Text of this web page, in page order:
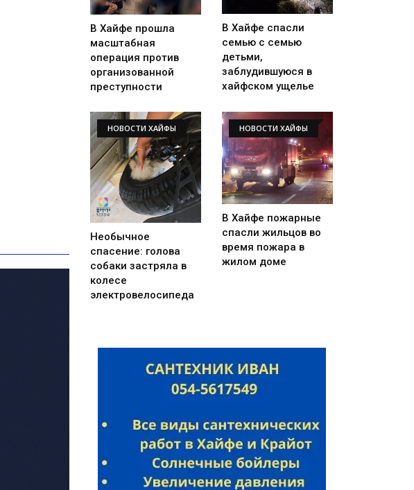
В Хайфе прошла
масштабная
операция против
организованной
преступности
В Хайфе спасли
семью с семью
детьми,
заблудившуюся в
хайфском ущелье
НОВОСТИ ХАЙФЫ
Необычное
спасение: голова
собаки застряла в
колесе
электровелосипеда
НОВОСТИ ХАЙФЫ
В Хайфе пожарные
спасли жильцов во
время пожара в
жилом доме